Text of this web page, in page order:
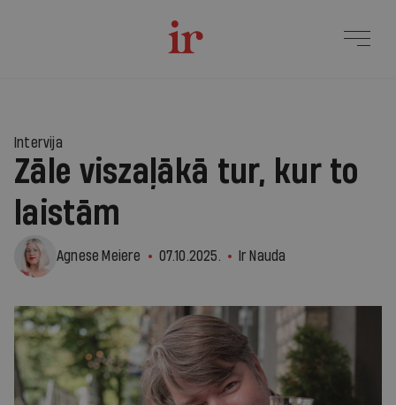
Intervija
Zāle viszaļākā tur, kur to
laistām
Agnese Meiere 07.10.2025. Ir Nauda